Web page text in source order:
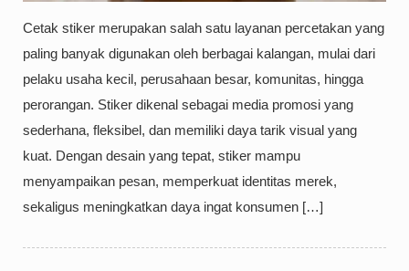
Cetak stiker merupakan salah satu layanan percetakan yang
paling banyak digunakan oleh berbagai kalangan, mulai dari
pelaku usaha kecil, perusahaan besar, komunitas, hingga
perorangan. Stiker dikenal sebagai media promosi yang
sederhana, fleksibel, dan memiliki daya tarik visual yang
kuat. Dengan desain yang tepat, stiker mampu
menyampaikan pesan, memperkuat identitas merek,
sekaligus meningkatkan daya ingat konsumen […]